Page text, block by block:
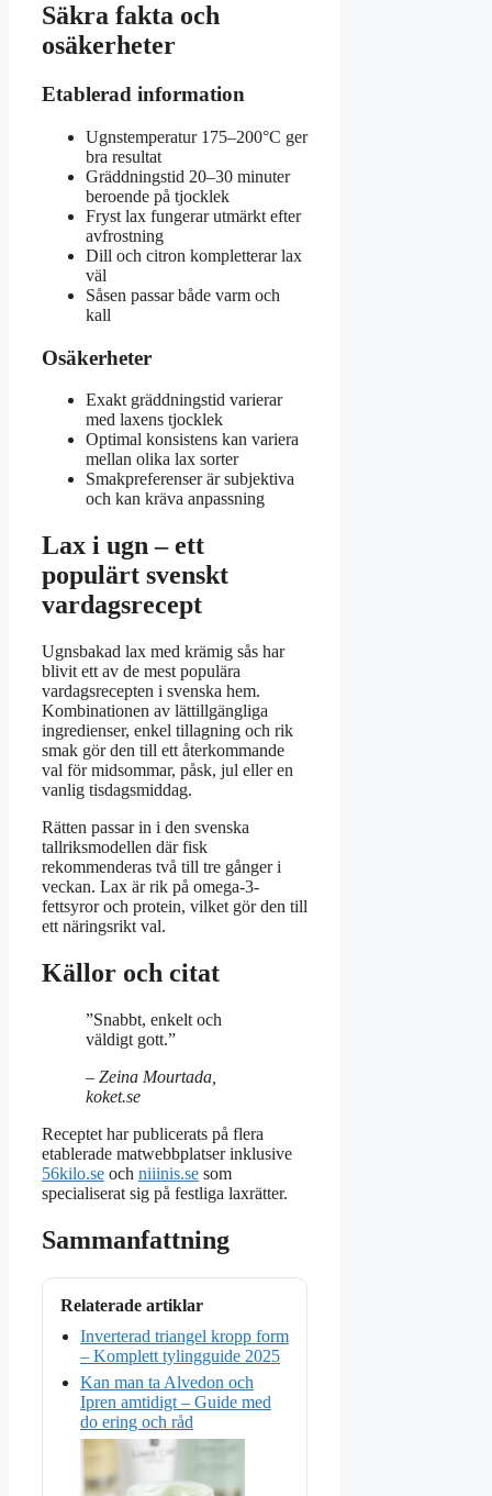
Säkra fakta och
osäkerheter
Etablerad information
Ugnstemperatur 175–200°C ger
bra resultat
Gräddningstid 20–30 minuter
beroende på tjocklek
Fryst lax fungerar utmärkt efter
avfrostning
Dill och citron kompletterar lax
väl
Såsen passar både varm och
kall
Osäkerheter
Exakt gräddningstid varierar
med laxens tjocklek
Optimal konsistens kan variera
mellan olika lax sorter
Smakpreferenser är subjektiva
och kan kräva anpassning
Lax i ugn – ett
populärt svenskt
vardagsrecept
Ugnsbakad lax med krämig sås har
blivit ett av de mest populära
vardagsrecepten i svenska hem.
Kombinationen av lättillgängliga
ingredienser, enkel tillagning och rik
smak gör den till ett återkommande
val för midsommar, påsk, jul eller en
vanlig tisdagsmiddag.
Rätten passar in i den svenska
tallriksmodellen där fisk
rekommenderas två till tre gånger i
veckan. Lax är rik på omega-3-
fettsyror och protein, vilket gör den till
ett näringsrikt val.
Källor och citat
”Snabbt, enkelt och
väldigt gott.”
– Zeina Mourtada,
koket.se
Receptet har publicerats på flera
etablerade matwebbplatser inklusive
56kilo.se och niiinis.se som
specialiserat sig på festliga laxrätter.
Sammanfattning
Relaterade artiklar
Inverterad triangel kropp form
– Komplett tylingguide 2025
Kan man ta Alvedon och
Ipren amtidigt – Guide med
do ering och råd